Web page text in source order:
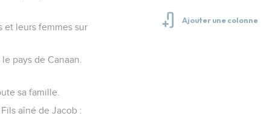
et leurs femmes sur
pays de Canaan.
sa famille.
aîné de Jacob :